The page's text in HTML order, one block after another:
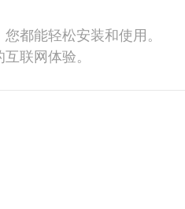
都能轻松安装和使用。
联网体验。